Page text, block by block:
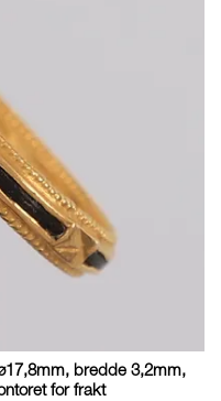
bredde 3,2mm,
for frakt